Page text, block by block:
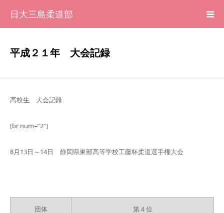
日大三島柔道部
平成２１年 大会記録
高校生 大会記録
[br num=”2″]
8月13日～14日 静岡県東部高等学校工藤杯柔道選手権大会
団体 第４位
ブログ
大会記録
写真集